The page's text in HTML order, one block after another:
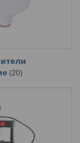
20